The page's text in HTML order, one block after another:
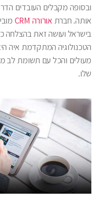
ובסופה מקבלים העובדים
אותה. חברתאורורה CRM
בישראל ועושה זאת בהצלחה
הטכנולוגיה המתקדמת איה
מעולים והכל עם תשומת לב
שלו.